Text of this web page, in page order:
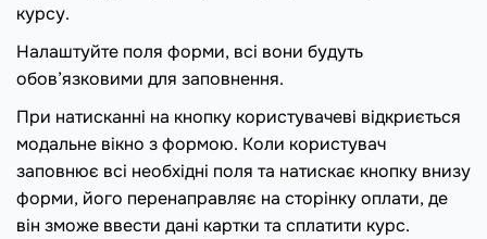
курсу.
Налаштуйте поля форми, всі вони будуть
обов’язковими для заповнення.
При натисканні на кнопку користувачеві відкриється
модальне вікно з формою. Коли користувач
заповнює всі необхідні поля та натискає кнопку внизу
форми, його перенаправляє на сторінку оплати, де
він зможе ввести дані картки та сплатити курс.